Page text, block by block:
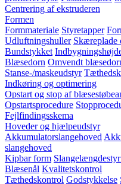
Centrering af ekstruderen
Formen
Formmateriale Styretapper
Udluftningshuller Skæreplade
Bundstykket
Blæsedorn Omvendt
Stanse-/maskeudstyr
Indkøring og optimering
Opstart og stop af
Opstartsprocedure
Fejlfindingsskema
Hoveder og hjælpeudstyr
Akkumulatorslangehoved
slangehoved
Kipbar form
Blæsenål Kvalitetskontrol
Tæthedskontrol Godstykkelse